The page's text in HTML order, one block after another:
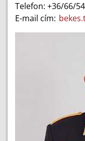
Telefon: +36/66/
E-mail cím: